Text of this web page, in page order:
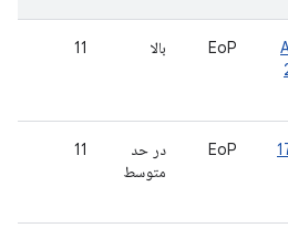
EoP بالا 11
EoP
در حد
متوسط
11